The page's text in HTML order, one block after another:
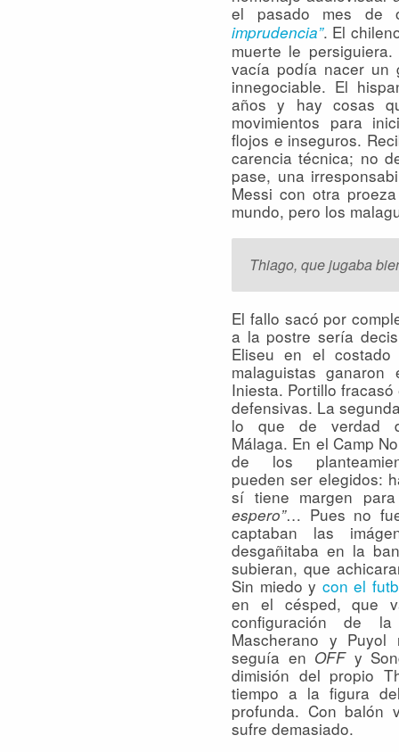
el pasado mes de
imprudencia”. El
muerte le
vacía podía nacer
innegociable. El
años y hay cosas
movimientos para
flojos e inseguros.
carencia técnica; no
pase, una
Messi con otra
mundo, pero los
Thiago, que jugaba
El fallo sacó por
a la postre sería
Eliseu en el
malaguistas
Iniesta. Portillo
defensivas. La
lo que de verdad
Málaga. En el Camp
de los
pueden ser elegidos:
sí tiene margen
espero”… Pues no
captaban las
desgañitaba en la
subieran, que
Sin miedo y con el
en el césped, que
configuración de la
Mascherano y
seguía en OFFy
dimisión del propio
tiempo a la figura
profunda. Con balón
sufre demasiado.